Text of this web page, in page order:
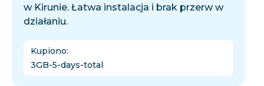
w Kirunie. Łatwa instalacja i brak przerw w
działaniu.
Kupiono:
3GB-5-days-total